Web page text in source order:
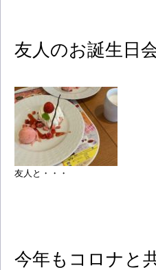
友人のお誕生日
友人と・・・
今年もコロナと